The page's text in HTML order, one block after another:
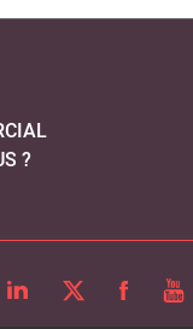
?
LINKEDINTWITTER